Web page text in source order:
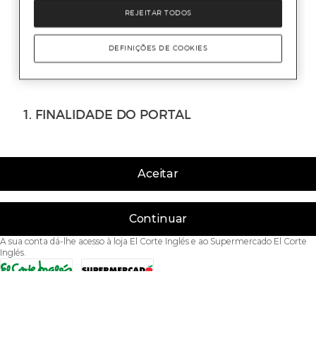
Aceitar
Continuar
A sua conta dá-lhe acesso à loja El Corte Inglés e ao Supermercado El Corte
Inglés.